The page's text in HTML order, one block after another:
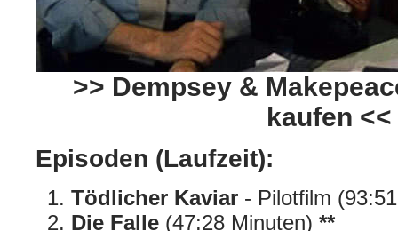
>> Dempsey &
kaufen <<
Episoden (Laufzeit):
Tödlicher Kaviar - Pilotfilm
Die Falle (47:28 Minuten) **